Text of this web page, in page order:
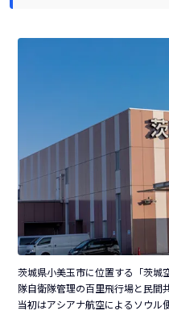
茨城県小美玉市に位置する「茨城
隊自衛隊管理の百里飛行場と民間
当初はアシアナ航空によるソウル